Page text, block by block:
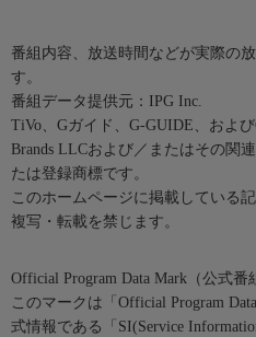
番組内容、放送時間などが実際の
す。
番組データ提供元：IPG Inc.
TiVo、Gガイド、G-GUIDE、およ
Brands LLCおよび／またはその関
たは登録商標です。
このホームページに掲載している
複写・転載を禁じます。
Official Program Data Mark（公式番
このマークは「Official Program
式情報である「SI(Service